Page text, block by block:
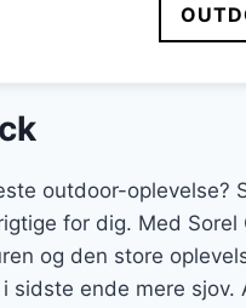
outdoor-oplevelse?
for dig. Med Sorel
og den store
ende mere sjov.